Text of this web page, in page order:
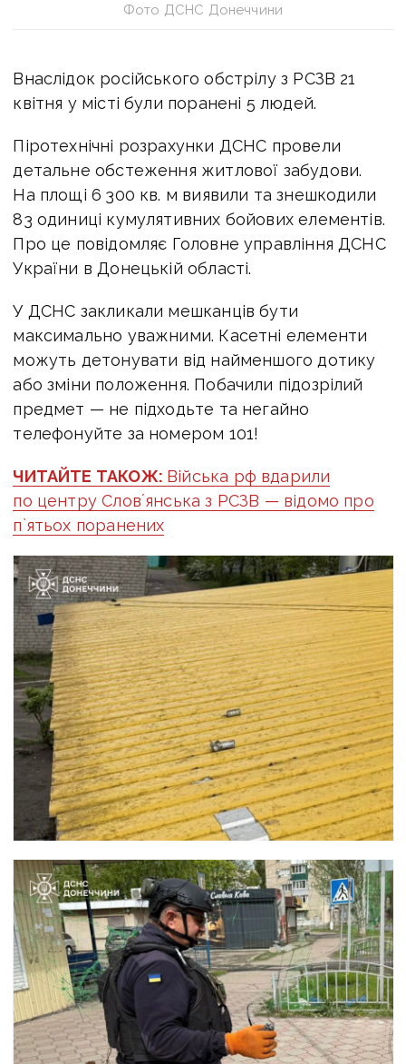
Фото ДСНС Донеччини
Внаслідок російського обстрілу з РСЗВ 21
квітня у місті були поранені 5 людей.
Піротехнічні розрахунки ДСНС провели
детальне обстеження житлової забудови.
На площі 6 300 кв. м виявили та знешкодили
83 одиниці кумулятивних бойових елементів.
Про це повідомляє Головне управління ДСНС
України в Донецькій області.
У ДСНС закликали мешканців бути
максимально уважними. Касетні елементи
можуть детонувати від найменшого дотику
або зміни положення. Побачили підозрілий
предмет — не підходьте та негайно
телефонуйте за номером 101!
ЧИТАЙТЕ ТАКОЖ: Війська рф вдарили
по центру Словʼянська з РСЗВ — відомо про
п`ятьох поранених